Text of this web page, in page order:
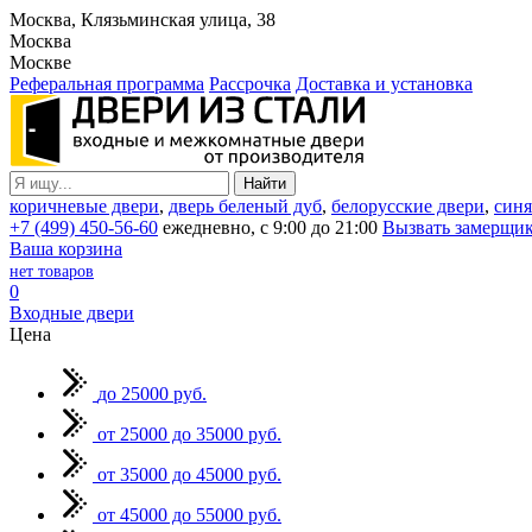
Москва, Клязьминская улица, 38
Москва
Москве
Реферальная программа Рассрочка Доставка и установка
коричневые двери, дверь беленый дуб, белорусские двери,
+7 (499) 450-56-60 ежедневно, с 9:00 до 21:00 Вызвать
Ваша корзина
нет товаров
0
Входные двери
Цена
до 25000 руб.
от 25000 до 35000 руб.
от 35000 до 45000 руб.
от 45000 до 55000 руб.